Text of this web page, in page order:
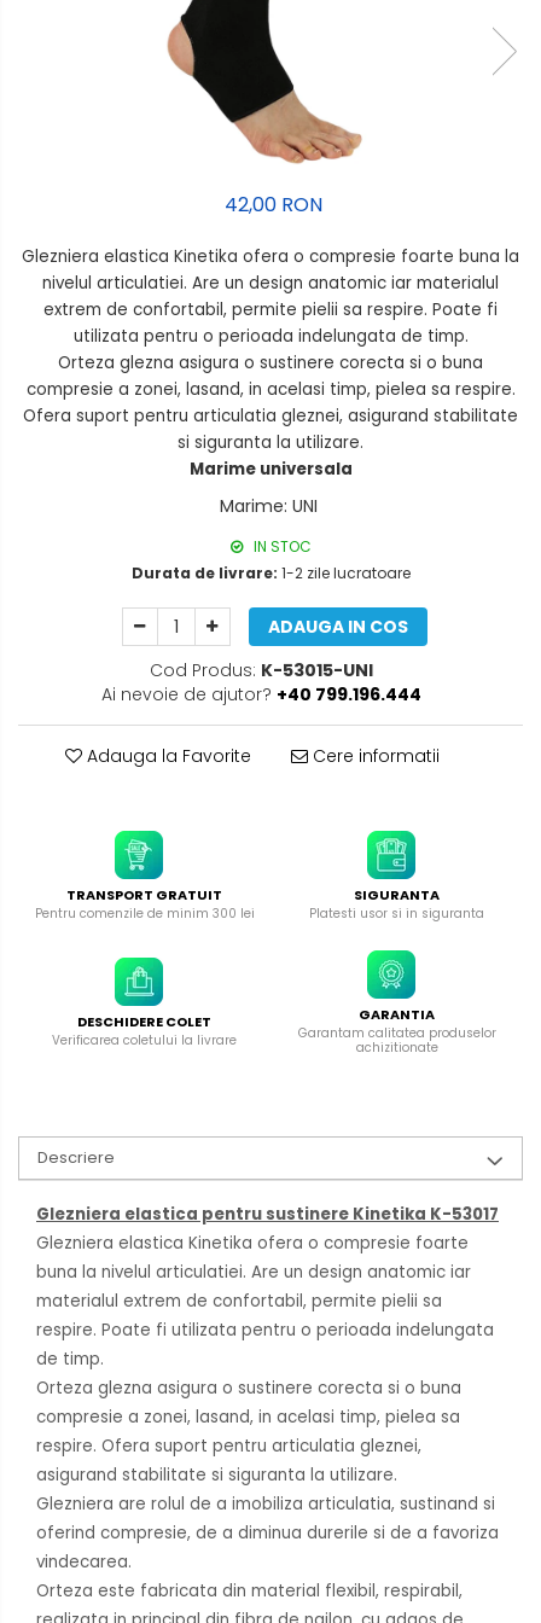
42,00 RON
Glezniera elastica Kinetika ofera o compresie foarte buna la
nivelul articulatiei. Are un design anatomic iar materialul
extrem de confortabil, permite pielii sa respire. Poate fi
utilizata pentru o perioada indelungata de timp.
Orteza glezna asigura o sustinere corecta si o buna
compresie a zonei, lasand, in acelasi timp, pielea sa respire.
Ofera suport pentru articulatia gleznei, asigurand stabilitate
si siguranta la utilizare.
Marime universala
Marime: UNI
IN STOC
Durata de livrare: 1-2 zile lucratoare
ADAUGA IN COS
Cod Produs: K-53015-UNI
Ai nevoie de ajutor? +40 799.196.444
Adauga la Favorite Cere informatii
TRANSPORT GRATUIT
Pentru comenzile de minim 300 lei
SIGURANTA
Platesti usor si in siguranta
DESCHIDERE COLET
Verificarea coletului la livrare
GARANTIA
Garantam calitatea produselor
achizitionate
Descriere
Glezniera elastica pentru sustinere Kinetika K-53017
Glezniera elastica Kinetika ofera o compresie foarte
buna la nivelul articulatiei. Are un design anatomic iar
materialul extrem de confortabil, permite pielii sa
respire. Poate fi utilizata pentru o perioada indelungata
de timp.
Orteza glezna asigura o sustinere corecta si o buna
compresie a zonei, lasand, in acelasi timp, pielea sa
respire. Ofera suport pentru articulatia gleznei,
asigurand stabilitate si siguranta la utilizare.
Glezniera are rolul de a imobiliza articulatia, sustinand si
oferind compresie, de a diminua durerile si de a favoriza
vindecarea.
Orteza este fabricata din material flexibil, respirabil,